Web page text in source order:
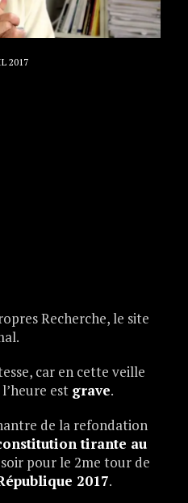
2017
Recherche, le site
car en cette veille
est grave.
de la refondation
tirante au
pour le 2me tour de
2017.